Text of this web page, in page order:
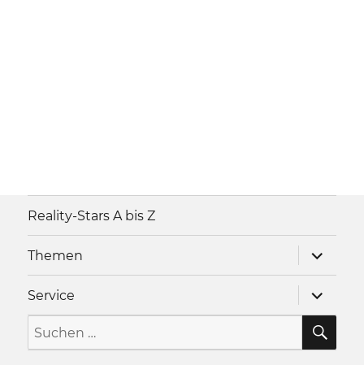
Reality-Stars A bis Z
Themen
anzeigen
Service
anzeigen
Suche
nach: